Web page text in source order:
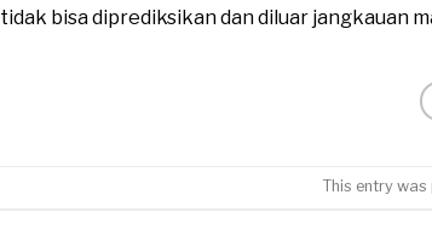
tidak bisa diprediksikan dan diluar jangkauan
This entry was